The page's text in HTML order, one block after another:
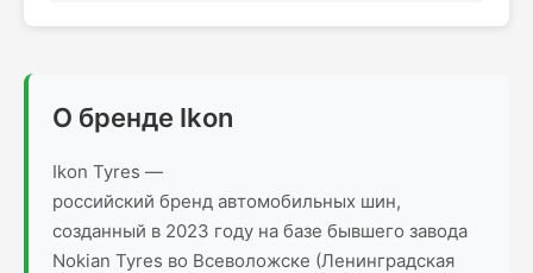
О бренде Ikon
Ikon Tyres —
российский бренд автомобильных шин,
созданный в 2023 году на базе бывшего завода
Nokian Tyres во Всеволожске (Ленинградская